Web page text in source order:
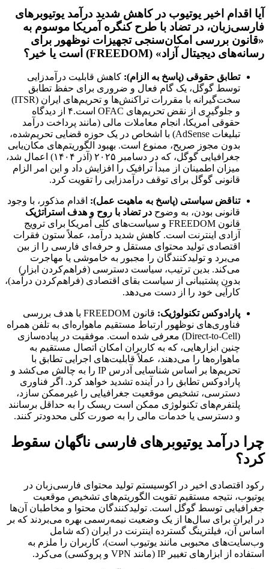
آیا اقدام اخیر یوتیوب در کاهش شدید درآمد یوتیوبرهای
فارسی‌زبان، در تضاد با طرح کنگره آمریکا موسوم به
«قانون بررسی امکان‌سنجی تجهیزات نوظهور برای
رسانه‌های دیجیتال آزاد» (FREEDOM) است یا خیر؟
تطابق حقوقی (پاسخ به الزام): کاهش قابلیت درآمدزایی
توسط گوگل، یک گام فعال و ضروری برای حفظ تطابق
سخت‌گیرانه با مقررات تراکنش‌ها و تحریم‌های ایران (ITSR)
و جلوگیری از نقض تحریم‌های OFAC است.۴ از دیدگاه
حقوقی آمریکا، انجام معاملات مالی (مانند پرداخت درآمد
تبلیغات AdSense) با اشخاص در یک حوزه قضایی تحریم‌شده،
بدون مجوز صریح، ممنوع است. بهبود الگوریتم‌های مکان‌یابی
جغرافیایی گوگل، که در دسامبر ۲۰۲۵ (آذر ۱۴۰۴) اعمال شد،
میزان اطمینان از مبدأ ترافیک را افزایش داد و این امر الزام
قانونی گوگل برای توقف درآمدزایی را تقویت کرد.
تناقض سیاستی (پاسخ به ماهیت عمل): اقدام مذکور، با وجود
قانونی بودن، به وضوح در تضاد با روح و هدف استراتژیک
قانون FREEDOM و سیاست‌های کلی آمریکا برای ترویج
آزادی اینترنت است. کاهش شدید درآمد، عملاً ستون فقرات
اقتصادی تولید محتوای مستقل و حرفه‌ای فارسی را از بین
می‌برد و تولیدکنندگان را مجبور به خاموشی یا مهاجرت
می‌کند. بدین ترتیب، سیاست دسترسی (فراهم‌کردن ابزار)
بدون پشتیبانی از سیاست بقای اقتصادی (فراهم‌کردن درآمد)،
کارآیی خود را از دست می‌دهد.
پارادوکس تکنولوژیک:
قانون FREEDOM با هدف بررسی
فناوری‌های نوظهور ارتباط مستقیم ماهواره‌ای به تلفن همراه
(Direct-to-Cell) معرفی شده است. موفقیت در پیاده‌سازی
چنین ابزارهایی، که به کاربران امکان اتصال مستقیم به
ماهواره‌ها را می‌دهند، عملاً قابلیت‌های اجرایی تطابق با
تحریم‌ها بر اساس شناسایی آدرس IP را به چالش می‌کشد و
پارادوکس تطابق را در آینده تشدید خواهد کرد. اگر فناوری
دسترسی، تشخیص موقعیت جغرافیایی را غیرممکن سازد،
پلتفرم‌های تکنولوژی ممکن است ریسک را به حداقل برسانند
و دسترسی یا خدمات مالی را به صورت کلی محدودتر کنند.
چرا درآمد یوتیوبرهای فارسی ناگهان سقوط
کرد؟
رکود اقتصادی اخیر در اکوسیستم تولید محتوای فارسی‌زبان در
یوتیوب، نتیجه مستقیم تقویت الگوریتم‌های تشخیص موقعیت
جغرافیایی توسط گوگل است. تولیدکنندگان محتوا و مخاطبان آن‌ها
در ایران برای سال‌ها از یک وضعیت نیمه‌رسمی بهره می‌بردند که بر
اساس آن، فیلترینگ گسترده اینترنت در ایران (که شامل
وب‌سایت‌های محبوبی مانند یوتیوب است)، کاربران را ملزم به
استفاده از ابزارهای تغییر IP (مانند VPN و پروکسی) می‌کرد.